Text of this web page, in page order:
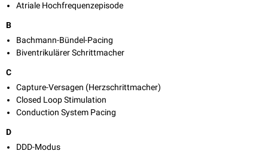
Atriale Hochfrequenzepisode
B
Bachmann-Bündel-Pacing
Biventrikulärer Schrittmacher
C
Capture-Versagen (Herzschrittmacher)
Closed Loop Stimulation
Conduction System Pacing
D
DDD-Modus